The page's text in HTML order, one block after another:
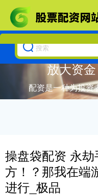
放大资
配资是一种为投资
操盘袋配资 永
方！？那我在端
进行_极品